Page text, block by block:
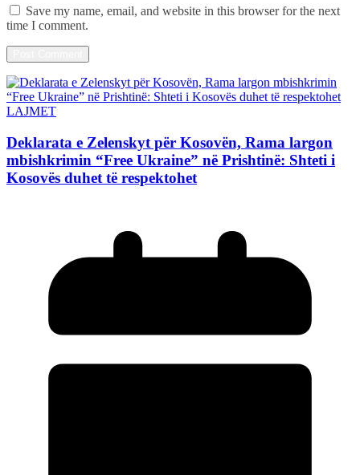
Save my name, email, and website in this browser for the next
time I comment.
LAJMET
Deklarata e Zelenskyt për Kosovën, Rama largon
mbishkrimin “Free Ukraine” në Prishtinë: Shteti i
Kosovës duhet të respektohet